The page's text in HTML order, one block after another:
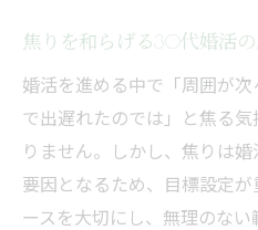
焦りを和らげる30代婚活
婚活を進める中で「周囲が
で出遅れたのでは」と焦る
りません。しかし、焦りは
要因となるため、目標設定
ースを大切にし、無理のな